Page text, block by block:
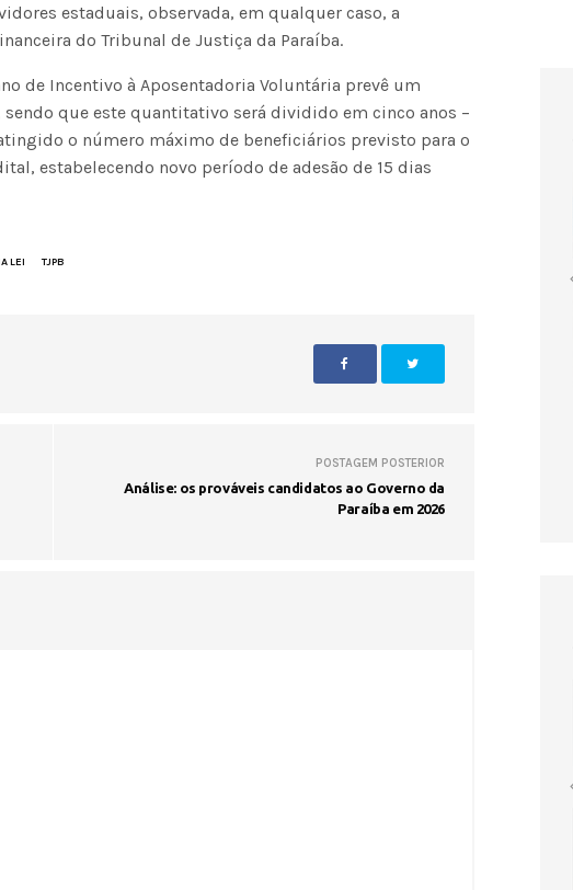
estaduais, observada, em qualquer caso, a
do Tribunal de Justiça da Paraíba.
de Incentivo à Aposentadoria Voluntária prevê um
que este quantitativo será dividido em cinco anos –
o número máximo de beneficiários previsto para o
estabelecendo novo período de adesão de 15 dias
LEI TJPB
POSTAGEM POSTERIOR
Análise: os prováveis candidatos ao Governo da
Paraíba em 2026